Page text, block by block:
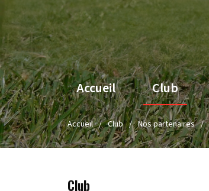
Accueil Club
Accueil Club Nos partenaires
Club